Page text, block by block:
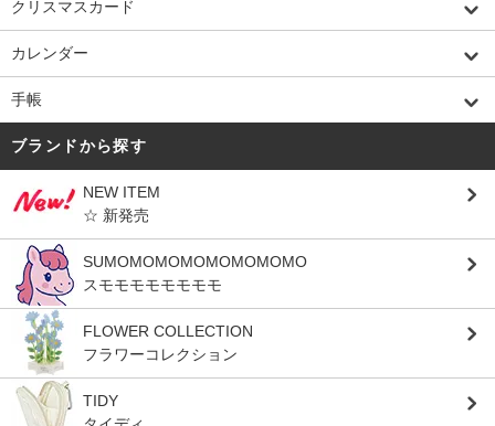
クリスマスカード
カレンダー
手帳
ブランドから探す
NEW ITEM
☆ 新発売
SUMOMOMOMOMOMOMOMO
スモモモモモモモモ
FLOWER COLLECTION
フラワーコレクション
TIDY